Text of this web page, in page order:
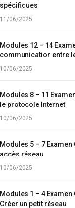
spécifiques
11/06/2025
Modules 12 – 14
communication entre
10/06/2025
Modules 8 – 11
le protocole Internet
10/06/2025
Modules 5 – 7 Examen
accès réseau
10/06/2025
Modules 1 – 4 Examen
Créer un petit réseau